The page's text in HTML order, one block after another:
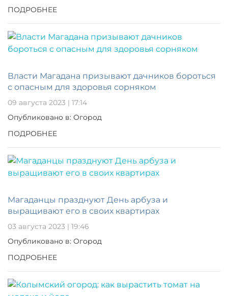
ПОДРОБНЕЕ
Власти Магадана призывают дачников бороться
с опасным для здоровья сорняком
09 августа 2023 | 17:14
Опубликовано в: Огород
ПОДРОБНЕЕ
Магаданцы празднуют День арбуза и
выращивают его в своих квартирах
03 августа 2023 | 19:46
Опубликовано в: Огород
ПОДРОБНЕЕ